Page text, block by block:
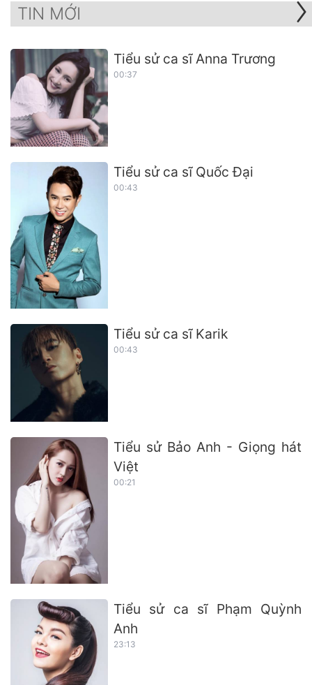
TIN MỚI
Tiểu sử ca sĩ Anna Trương
00:37
Tiểu sử ca sĩ Quốc Đại
00:43
Tiểu sử ca sĩ Karik
00:43
Tiểu sử Bảo Anh - Giọng hát
Việt
00:21
Tiểu sử ca sĩ Phạm Quỳnh
Anh
23:13